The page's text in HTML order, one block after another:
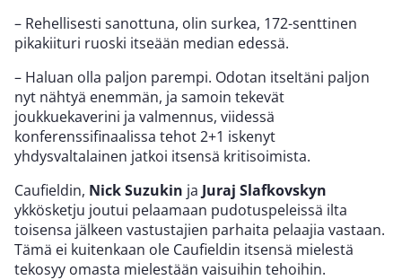
– Rehellisesti sanottuna, olin surkea, 172-senttinen
pikakiituri ruoski itseään median edessä.
– Haluan olla paljon parempi. Odotan itseltäni paljon
nyt nähtyä enemmän, ja samoin tekevät
joukkuekaverini ja valmennus, viidessä
konferenssifinaalissa tehot 2+1 iskenyt
yhdysvaltalainen jatkoi itsensä kritisoimista.
Caufieldin, Nick Suzukin ja Juraj Slafkovskyn
ykkösketju joutui pelaamaan pudotuspeleissä ilta
toisensa jälkeen vastustajien parhaita pelaajia vastaan.
Tämä ei kuitenkaan ole Caufieldin itsensä mielestä
tekosyy omasta mielestään vaisuihin tehoihin.